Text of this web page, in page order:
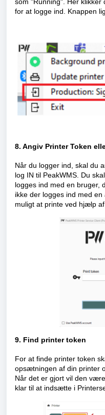
for at logge ind. Knappen
8. Angiv Printer Token
Når du logger ind, skal du
log IN til PeakWMS. Du
logges ind med en bruger,
ikke der logges ind med
muligt at printe ved hjælp
9. Find printer token
For at finde printer token
opsætningen af din printer
Når det er gjort vil den
klar til at indsætte i